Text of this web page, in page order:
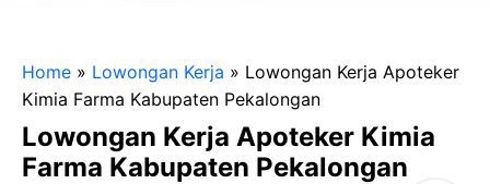
Home » Lowongan Kerja » Lowongan Kerja Apoteker
Kimia Farma Kabupaten Pekalongan
Lowongan Kerja Apoteker Kimia
Farma Kabupaten Pekalongan